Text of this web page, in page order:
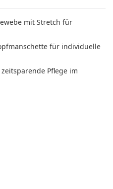
mit Stretch für
für individuelle
Pflege im